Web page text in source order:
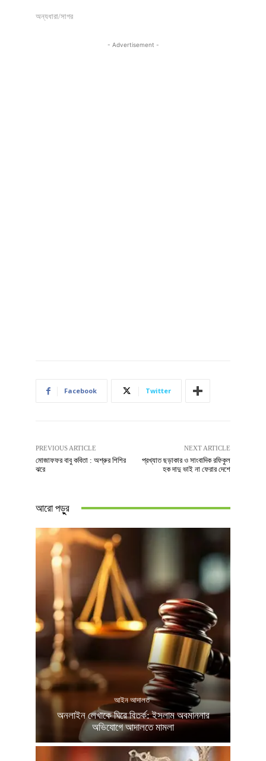
অন্যধারা/সাগর
- Advertisement -
Facebook Twitter
PREVIOUS ARTICLE
মোজাফফর বাবু কবিতা : অশ্রুর শিশির
ঝরে
NEXT ARTICLE
প্রখ্যাত ছড়াকার ও সাংবাদিক রফিকুল
হক দাদু ভাই না ফেরার দেশে
আরো পড়ুুর
আইন আদালত
অনলাইন লেখাকে ঘিরে বিতর্ক: ইসলাম অবমাননার
অভিযোগে আদালতে মামলা